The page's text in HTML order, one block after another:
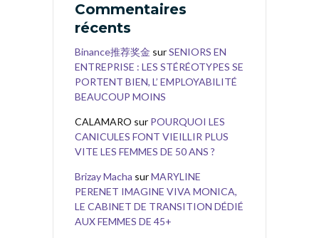
Commentaires
récents
Binance推荐奖金 surSENIORS EN
ENTREPRISE : LES STÉRÉOTYPES SE
PORTENT BIEN, L’ EMPLOYABILITÉ
BEAUCOUP MOINS
CALAMARO sur POURQUOI LES
CANICULES FONT VIEILLIR PLUS
VITE LES FEMMES DE 50 ANS ?
Brizay Macha surMARYLINE
PERENET IMAGINE VIVA MONICA,
LE CABINET DE TRANSITION DÉDIÉ
AUX FEMMES DE 45+